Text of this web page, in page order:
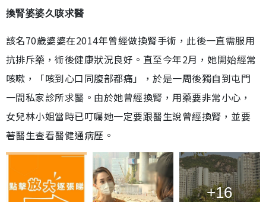
:
9
%
間
換腎婆婆久咳求醫
該名70歲婆婆在2014年曾經做換腎手術，此後一直需服用
抗排斥藥，術後健康狀況良好。直至今年2月，她開始經常
咳嗽，「咳到心口同腹部都痛」，於是一周後獨自到屯門
一間私家診所求醫。由於她曾經換腎，用藥要非常小心，
女兒林小姐當時已叮囑她一定要跟醫生說曾經換腎，並要
著醫生查看醫健通病歷。
+16